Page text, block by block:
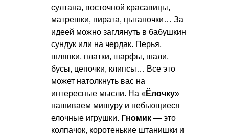
султана, восточной красавицы,
матрешки, пирата, цыганочки… За
идеей можно заглянуть в бабушкин
сундук или на чердак. Перья,
шляпки, платки, шарфы, шали,
бусы, цепочки, клипсы… Все это
может натолкнуть вас на
интересные мысли. На «Ёлочку»
нашиваем мишуру и небьющиеся
елочные игрушки. Гномик — это
колпачок, коротенькие штанишки и